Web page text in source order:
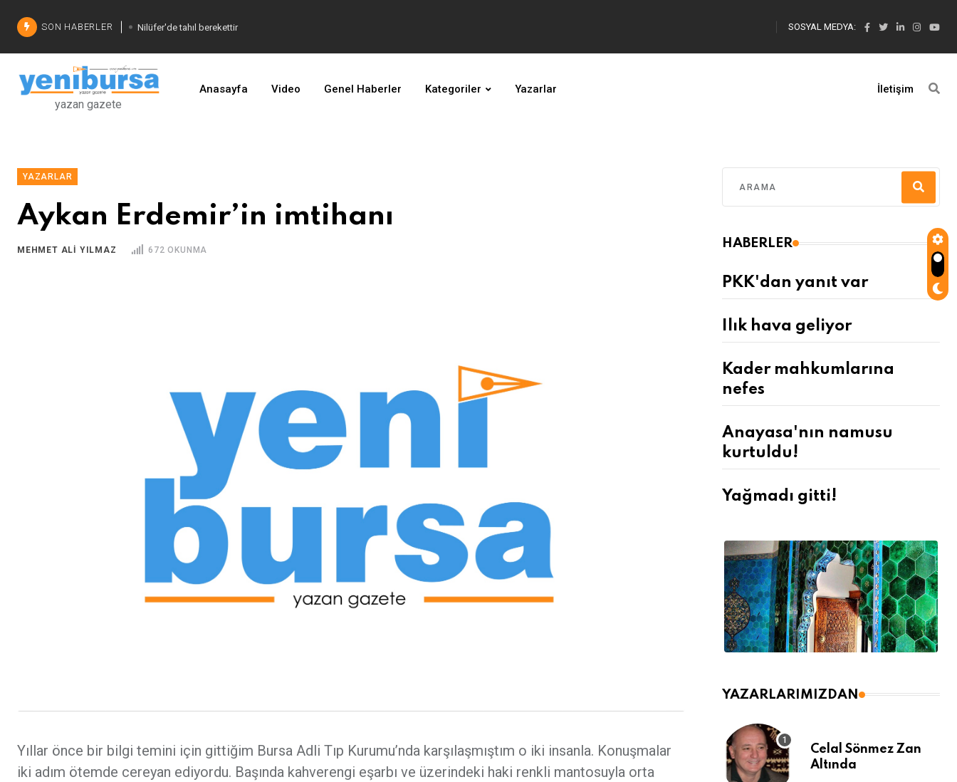
SON HABERLER Nilüfer'de tahıl berekettir
Şadi Özdemir'den çözüm
İşinizi geliştirin
SOSYAL MEDYA:
yazan gazete
Anasayfa Video Genel Haberler Kategoriler Yazarlar İletişim
YAZARLAR
Aykan Erdemir’in imtihanı
MEHMET ALI YILMAZ 672 OKUNMA
Yıllar önce bir bilgi temini için gittiğim Bursa Adli Tıp Kurumu’nda karşılaşmıştım o iki insanla. Konuşmalar
iki adım ötemde cereyan ediyordu. Başında kahverengi eşarbı ve üzerindeki haki renkli mantosuyla orta
HABERLER
PKK'dan yanıt var
Ilık hava geliyor
Kader mahkumlarına
nefes
Anayasa'nın namusu
kurtuldu!
Yağmadı gitti!
YAZARLARIMIZDAN
Celal Sönmez Zan
Altında